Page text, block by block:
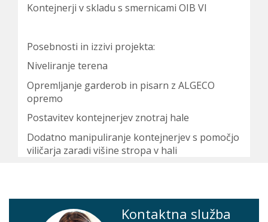
Kontejnerji v skladu s smernicami OIB VI
Posebnosti in izzivi projekta:
Niveliranje terena
Opremljanje garderob in pisarn z ALGECO
opremo
Postavitev kontejnerjev znotraj hale
Dodatno manipuliranje kontejnerjev s pomočjo
viličarja zaradi višine stropa v hali
Kontaktna služba